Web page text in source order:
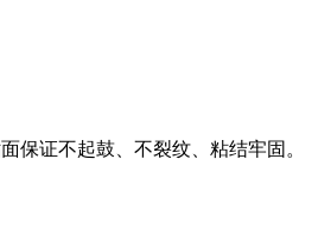
保证不起鼓、不裂纹、粘结牢固。